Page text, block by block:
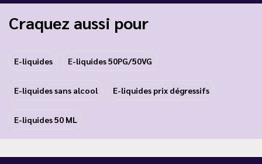
Craquez aussi pour
E-liquides E-liquides 50PG/50VG
E-liquides sans alcool E-liquides prix dégressifs
E-liquides 50 ML